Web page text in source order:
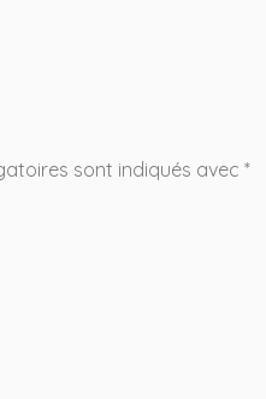
sont indiqués avec *